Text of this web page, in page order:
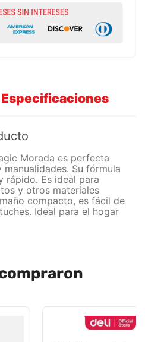
Especificaciones
Morada es perfecta
Su fórmula
rápido. Es ideal para
y otros materiales
compacto, es fácil de
Ideal para el hogar